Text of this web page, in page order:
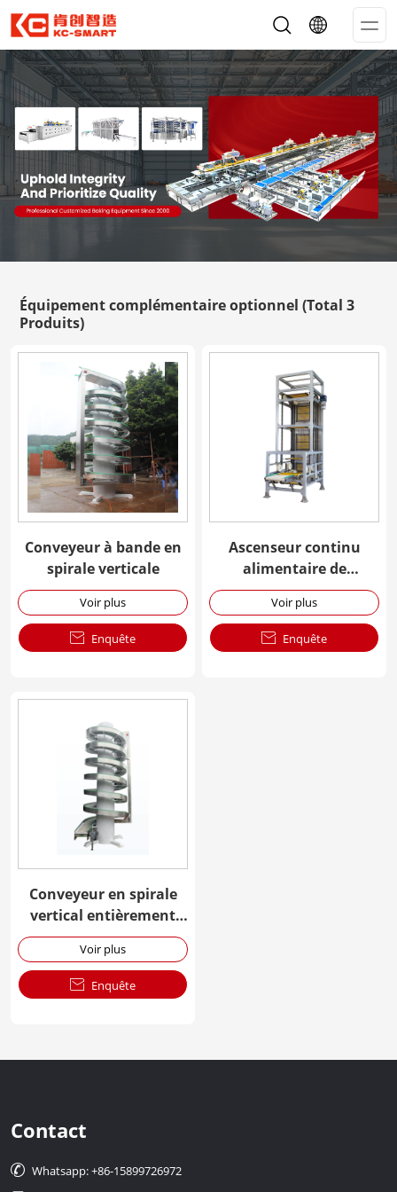
Équipement complémentaire optionnel (Total 3
Produits)
Conveyeur à bande en
spirale verticale
Voir plus
 Enquête
Ascenseur continu
alimentaire de
transport vertical
Voir plus
 Enquête
Conveyeur en spirale
vertical entièrement
automatique
Voir plus
 Enquête
Contact
 Whatsapp: +86-15899726972